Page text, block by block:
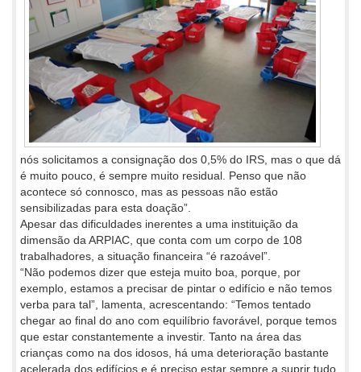
nós solicitamos a consignação dos 0,5% do IRS, mas o que dá
é muito pouco, é sempre muito residual. Penso que não
acontece só connosco, mas as pessoas não estão
sensibilizadas para esta doação”.
Apesar das dificuldades inerentes a uma instituição da
dimensão da ARPIAC, que conta com um corpo de 108
trabalhadores, a situação financeira “é razoável”.
“Não podemos dizer que esteja muito boa, porque, por
exemplo, estamos a precisar de pintar o edifício e não temos
verba para tal”, lamenta, acrescentando: “Temos tentado
chegar ao final do ano com equilíbrio favorável, porque temos
que estar constantemente a investir. Tanto na área das
crianças como na dos idosos, há uma deterioração bastante
acelerada dos edifícios e é preciso estar sempre a suprir tudo